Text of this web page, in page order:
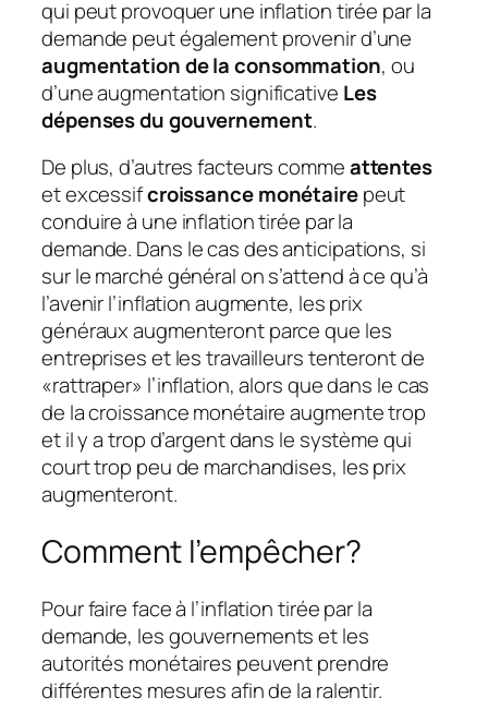
qui peut provoquer une inflation tirée par la
demande peut également provenir d’une
augmentation de la consommation, ou
d’une augmentation significative Les
dépenses du gouvernement.
De plus, d’autres facteurs commeattentes
et excessifcroissance monétairepeut
conduire à une inflation tirée par la
demande. Dans le cas des anticipations, si
sur le marché général on s’attend à ce qu’à
l’avenir l’inflation augmente, les prix
généraux augmenteront parce que les
entreprises et les travailleurs tenteront de
«rattraper» l’inflation, alors que dans le cas
de la croissance monétaire augmente trop
et il y a trop d’argent dans le système qui
court trop peu de marchandises, les prix
augmenteront.
Comment l’empêcher?
Pour faire face à l’inflation tirée par la
demande, les gouvernements et les
autorités monétaires peuvent prendre
différentes mesures afin de la ralentir.